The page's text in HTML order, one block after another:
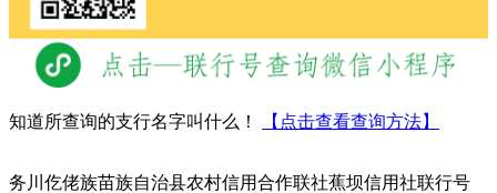
知道所查询的支行名字叫什么！ 【点击查看查询方法】
务川仡佬族苗族自治县农村信用合作联社蕉坝信用社联行号